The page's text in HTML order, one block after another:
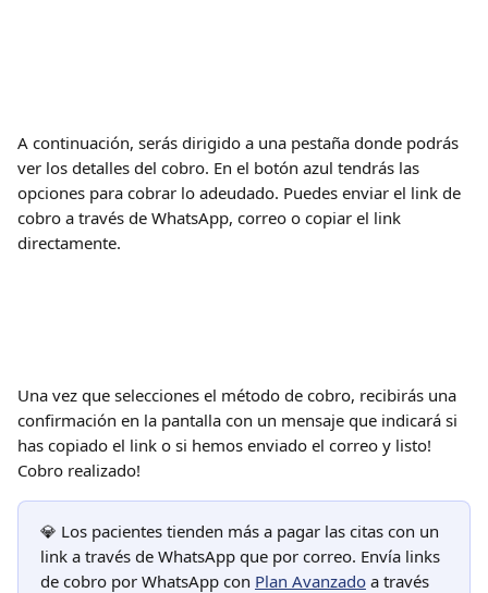
A continuación, serás dirigido a una pestaña donde podrás
ver los detalles del cobro. En el botón azul tendrás las
opciones para cobrar lo adeudado. Puedes enviar el link de
cobro a través de WhatsApp, correo o copiar el link
directamente.
Una vez que selecciones el método de cobro, recibirás una
confirmación en la pantalla con un mensaje que indicará si
has copiado el link o si hemos enviado el correo y listo!
Cobro realizado!
💎 Los pacientes tienden más a pagar las citas con un
link a través de WhatsApp que por correo. Envía links
de cobro por WhatsApp con Plan Avanzado a través